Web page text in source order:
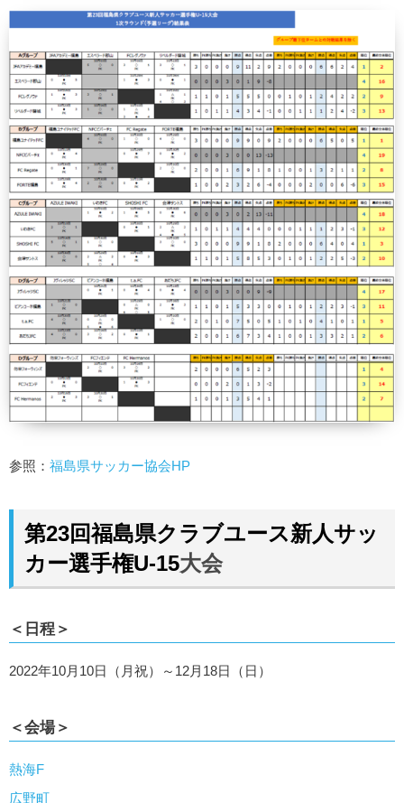
参照： 福島県サッカー協会HP
第23回福島県クラブユース新人サッ
カー選手権U-15大会
＜日程＞
2022年10月10日（月祝）～12月18日（日）
＜会場＞
熱海F
広野町